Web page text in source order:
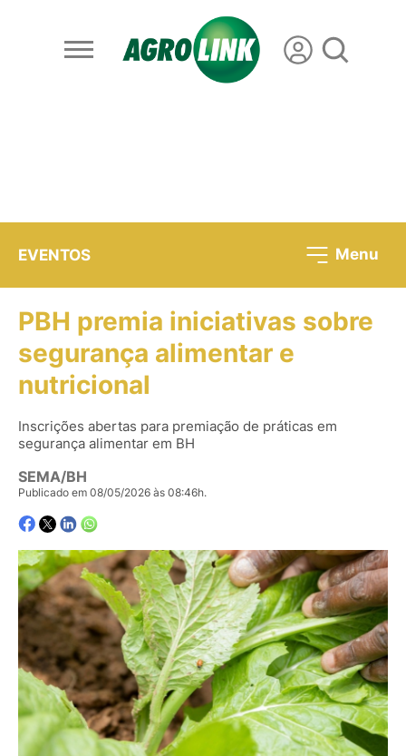
EVENTOS Menu
PBH premia iniciativas sobre
segurança alimentar e
nutricional
Inscrições abertas para premiação de práticas em
segurança alimentar em BH
SEMA/BH
Publicado em 08/05/2026 às 08:46h.